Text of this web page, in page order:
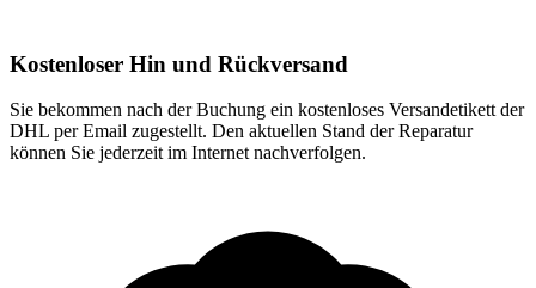
Kostenloser Hin und Rückversand
Sie bekommen nach der Buchung ein kostenloses Versandetikett der
DHL per Email zugestellt. Den aktuellen Stand der Reparatur
können Sie jederzeit im Internet nachverfolgen.